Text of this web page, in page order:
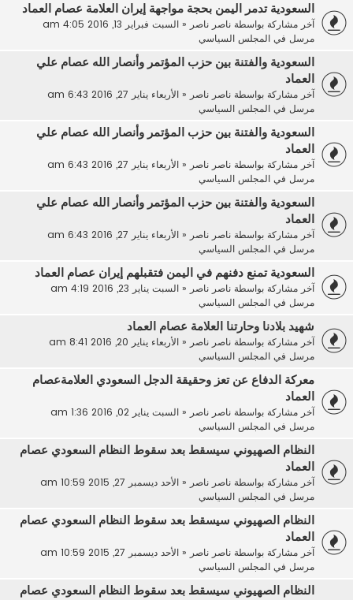
السعودية تدمر اليمن بحجة مواجهة إيران العلامة عصام العماد
آخر مشاركة بواسطة ناصر ناصر« السبت فبراير 13, 2016 4:05 am
مرسل في المجلس السياسي
السعودية والفتنة بين حزب المؤتمر وأنصار الله عصام علي
العماد
آخر مشاركة بواسطة ناصر ناصر« الأربعاء يناير 27, 2016 6:43 am
مرسل في المجلس السياسي
السعودية والفتنة بين حزب المؤتمر وأنصار الله عصام علي
العماد
آخر مشاركة بواسطة ناصر ناصر« الأربعاء يناير 27, 2016 6:43 am
مرسل في المجلس السياسي
السعودية والفتنة بين حزب المؤتمر وأنصار الله عصام علي
العماد
آخر مشاركة بواسطة ناصر ناصر« الأربعاء يناير 27, 2016 6:43 am
مرسل في المجلس السياسي
السعودية تمنع دفنهم في اليمن فتقبلهم إيران عصام العماد
آخر مشاركة بواسطة ناصر ناصر« السبت يناير 23, 2016 4:19 am
مرسل في المجلس السياسي
شهيد بلادنا وحارتنا العلامة عصام العماد
آخر مشاركة بواسطة ناصر ناصر« الأربعاء يناير 20, 2016 8:41 am
مرسل في المجلس السياسي
معركة الدفاع عن تعز وحقيقة الدجل السعودي العلامةعصام
العماد
آخر مشاركة بواسطة ناصر ناصر« السبت يناير 02, 2016 1:36 am
مرسل في المجلس السياسي
النظام الصهيوني سيسقط بعد سقوط النظام السعودي عصام
العماد
آخر مشاركة بواسطة ناصر ناصر« الأحد ديسمبر 27, 2015 10:59 am
مرسل في المجلس السياسي
النظام الصهيوني سيسقط بعد سقوط النظام السعودي عصام
العماد
آخر مشاركة بواسطة ناصر ناصر« الأحد ديسمبر 27, 2015 10:59 am
مرسل في المجلس السياسي
النظام الصهيوني سيسقط بعد سقوط النظام السعودي عصام